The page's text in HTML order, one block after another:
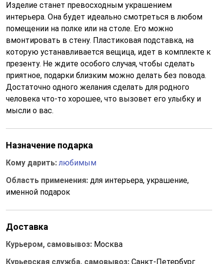
Изделие станет превосходным украшением
интерьера. Она будет идеально смотреться в любом
помещении на полке или на столе. Его можно
вмонтировать в стену. Пластиковая подставка, на
которую устанавливается вещица, идет в комплекте к
презенту. Не ждите особого случая, чтобы сделать
приятное, подарки близким можно делать без повода.
Достаточно одного желания сделать для родного
человека что-то хорошее, что вызовет его улыбку и
мысли о вас.
Назначение подарка
Кому дарить:любимым
Область применения: для интерьера, украшение,
именной подарок
Доставка
Курьером, самовывоз: Москва
Курьерская служба, самовывоз: Санкт-Петербург